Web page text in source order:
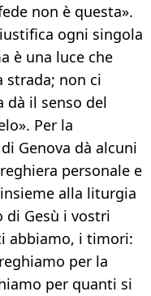
non è questa».
ogni singola
è una luce che
non ci
dà il senso del
Per la
Genova dà alcuni
personale e
alla liturgia
di Gesù i vostri
abbiamo, i timori:
per la
per quanti si